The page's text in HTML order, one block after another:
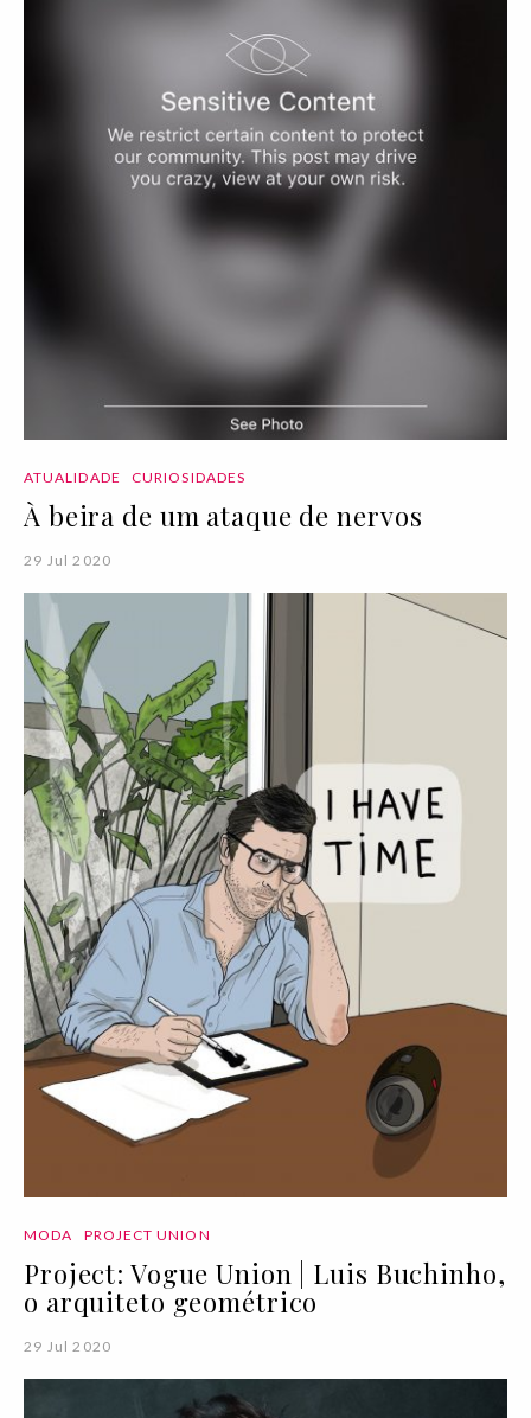
ATUALIDADE CURIOSIDADES
À beira de um ataque de nervos
29 Jul 2020
MODA PROJECT UNION
Project: Vogue Union | Luis Buchinho,
o arquiteto geométrico
29 Jul 2020